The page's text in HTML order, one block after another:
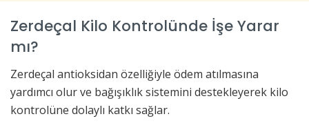
Zerdeçal Kilo Kontrolünde İşe Yarar
mı?
Zerdeçal antioksidan özelliğiyle ödem atılmasına
yardımcı olur ve bağışıklık sistemini destekleyerek kilo
kontrolüne dolaylı katkı sağlar.